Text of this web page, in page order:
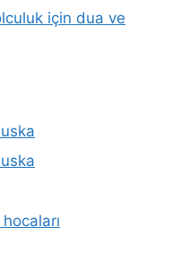
için dua ve